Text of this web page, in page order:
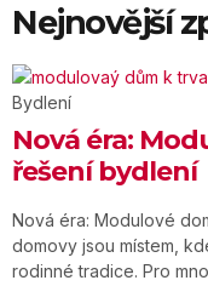
Nejnovější
Bydlení
Nová éra:
řešení bydlení
Nová éra: Modulové
domovy jsou místem,
rodinné tradice. Pro